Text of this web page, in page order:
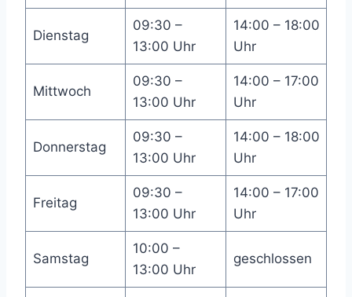
Dienstag
09:30 –
13:00 Uhr
14:00 – 18:00
Uhr
Mittwoch
09:30 –
13:00 Uhr
14:00 – 17:00
Uhr
Donnerstag
09:30 –
13:00 Uhr
14:00 – 18:00
Uhr
Freitag
09:30 –
13:00 Uhr
14:00 – 17:00
Uhr
Samstag
10:00 –
13:00 Uhr
geschlossen